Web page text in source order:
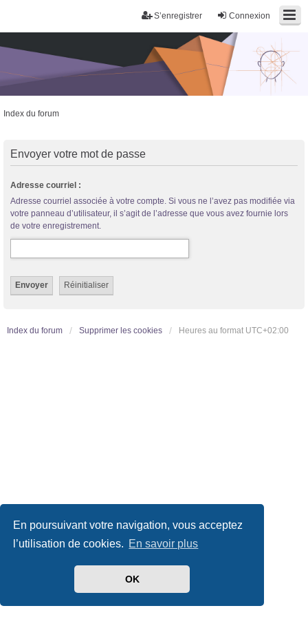
En poursuivant votre navigation, vous acceptez
l’utilisation de cookies. En savoir plus
OK
Connexion
S’enregistrer
Index du forum
Envoyer votre mot de passe
Adresse courriel :
Adresse courriel associée à votre compte. Si vous ne l’avez pas modifiée via
votre panneau d’utilisateur, il s’agit de l’adresse que vous avez fournie lors
de votre enregistrement.
Index du forum Supprimer les cookies Heures au format UTC+02:00